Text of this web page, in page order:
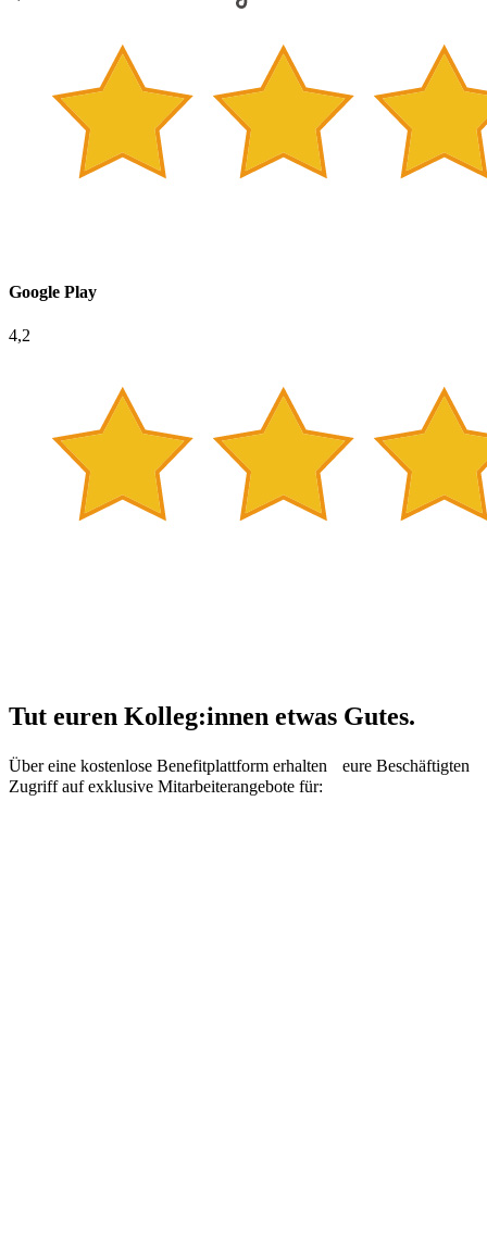
Google Play
4,2
Tut euren Kolleg:innen etwas Gutes.
Über eine kostenlose Benefitplattform erhalten eure Beschäftigten
Zugriff auf exklusive Mitarbeiterangebote für: